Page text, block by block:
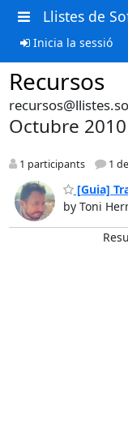
Llistes de
Inicia la sessió
Recursos
Octubre 2010
1 participants 1
[Guia]
by Toni